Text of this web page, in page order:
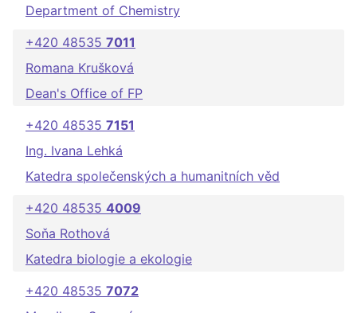
Department of Chemistry
+420 48535 7011
Romana Krušková
Dean's Office of FP
+420 48535 7151
Ing. Ivana Lehká
Katedra společenských a humanitních věd
+420 48535 4009
Soňa Rothová
Katedra biologie a ekologie
+420 48535 7072